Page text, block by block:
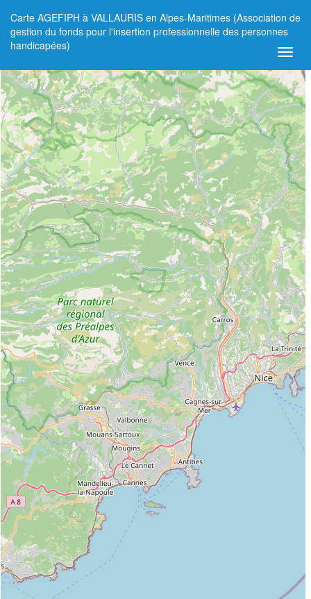
Carte AGEFIPH à VALLAURIS en Alpes-Maritimes (Association de
gestion du fonds pour l'insertion professionnelle des personnes
handicapées)
+
−